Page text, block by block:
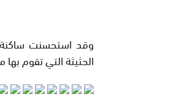
وقد استحسنت ساكنة
الحثيثة التي تقوم